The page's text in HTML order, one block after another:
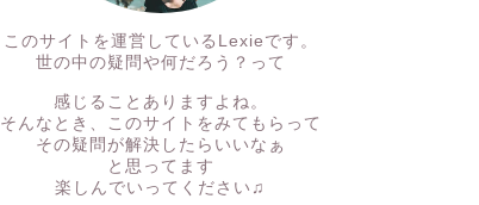
このサイトを運営しているLexieです。
世の中の疑問や何だろう？って
感じることありますよね。
そんなとき、このサイトをみてもらって
その疑問が解決したらいいなぁ
と思ってます
楽しんでいってください♫